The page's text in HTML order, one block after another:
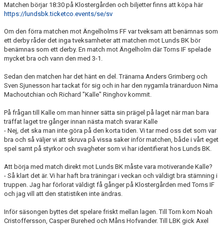
Matchen börjar 18:30 på Klostergården och biljetter finns att köpa här
https://lundsbk.ticketco.events/se/sv
Om den förra matchen mot Ängelholms FF var tveksam att benämnas som
ett derby råder det inga tveksamheter att matchen mot Lunds BK bör
benämnas som ett derby. En match mot Ängelholm där Torns IF spelade
mycket bra och vann den med 3-1.
Sedan den matchen har det hänt en del. Tränarna Anders Grimberg och
Sven Sjunesson har tackat för sig och in har den nygamla tränarduon Nima
Machoutchian och Richard "Kalle" Ringhov kommit.
På frågan till Kalle om man hinner sätta sin prägel på laget när man bara
träffat laget tre gånger innan nästa match svarar Kalle
- Nej, det ska man inte göra på den korta tiden. Vi tar med oss det som var
bra och så väljer vi att skruva på vissa saker inför matchen, både i vårt eget
spel samt på styrkor och svagheter som vi har identifierat hos Lunds BK.
Att börja med match direkt mot Lunds BK måste vara motiverande Kalle?
- Så klart det är. Vi har haft bra träningar i veckan och väldigt bra stämning i
truppen. Jag har förlorat väldigt få gånger på Klostergården med Torns IF
och jag vill att den statistiken inte ändras.
Inför säsongen byttes det spelare friskt mellan lagen. Till Torn kom Noah
Cristoffersson, Casper Burehed och Måns Hofvander. Till LBK gick Axel